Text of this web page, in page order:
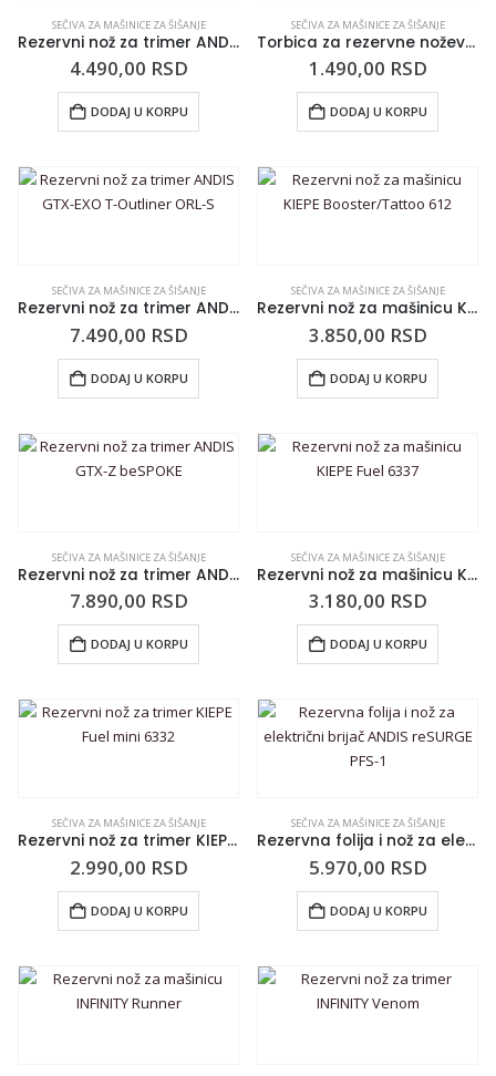
SEČIVA ZA MAŠINICE ZA ŠIŠANJE
Rezervni nož za trimer ANDIS Slimline Pro GTX
4.490,00 RSD
DODAJ U KORPU
SEČIVA ZA MAŠINICE ZA ŠIŠANJE
Torbica za rezervne noževe mašinica ANDIS
1.490,00 RSD
DODAJ U KORPU
SEČIVA ZA MAŠINICE ZA ŠIŠANJE
Rezervni nož za trimer ANDIS GTX-EXO T-Outliner ORL-S
7.490,00 RSD
DODAJ U KORPU
SEČIVA ZA MAŠINICE ZA ŠIŠANJE
Rezervni nož za mašinicu KIEPE Booster/Tattoo 612
3.850,00 RSD
DODAJ U KORPU
SEČIVA ZA MAŠINICE ZA ŠIŠANJE
Rezervni nož za trimer ANDIS GTX-Z beSPOKE
7.890,00 RSD
DODAJ U KORPU
SEČIVA ZA MAŠINICE ZA ŠIŠANJE
Rezervni nož za mašinicu KIEPE Fuel 6337
3.180,00 RSD
DODAJ U KORPU
SEČIVA ZA MAŠINICE ZA ŠIŠANJE
Rezervni nož za trimer KIEPE Fuel mini 6332
2.990,00 RSD
DODAJ U KORPU
SEČIVA ZA MAŠINICE ZA ŠIŠANJE
Rezervna folija i nož za električni brijač ANDIS reSURGE PFS-1
5.970,00 RSD
DODAJ U KORPU